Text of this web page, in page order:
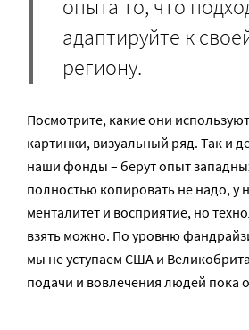
опыта то, что
адаптируйте к
региону.
Посмотрите, какие они
картинки, визуальный ряд. Так и
наши фонды – берут опыт
полностью копировать не надо, у
менталитет и восприятие, но
взять можно. По уровню
мы не уступаем США и
подачи и вовлечения людей пока